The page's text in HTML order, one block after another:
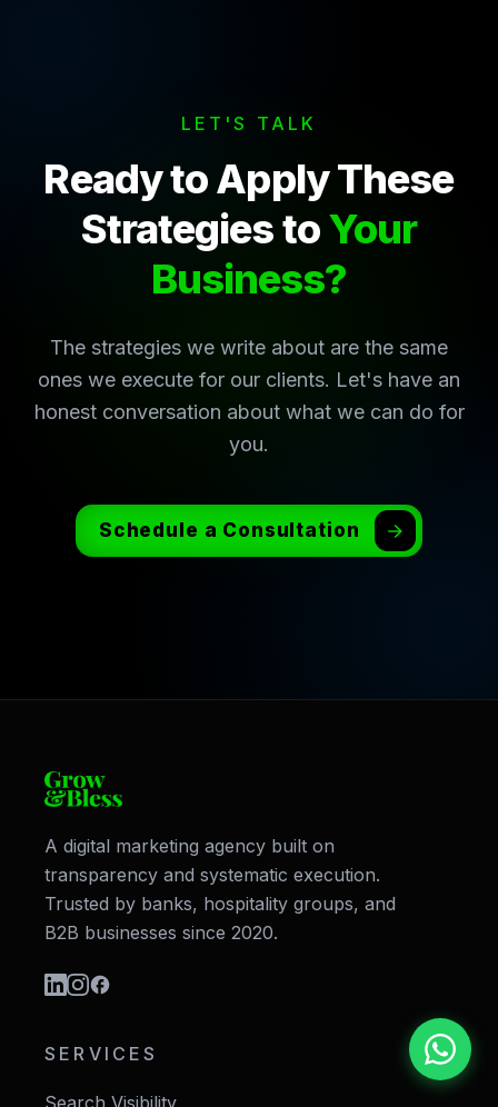
LET'S TALK
Ready to Apply These
Strategies toYour
Business?
The strategies we write about are the same
ones we execute for our clients. Let's have an
honest conversation about what we can do for
you.
Schedule a Consultation
A digital marketing agency built on
transparency and systematic execution.
Trusted by banks, hospitality groups, and
B2B businesses since 2020.
SERVICES